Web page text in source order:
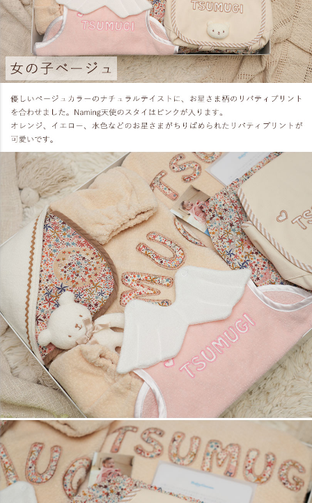
確認が改めてあるところも、間違い防止が出来るので有難かっ
たです。注文をして１０日足らずで友人宅に届けていただけま
した。友達はもちろんのこと、ご家族まで大満足で喜んでいた
だけたようでこちらも嬉しくなりました。本当に良い商品と、
良いショップに巡り合えてよかったです！これから出産祝いは
こちらのショップを利用させていただきたいと思います。本当
にありがとうございました！（かの0112さん） （Naming天使
のスタイスーツ）
友人への出産お祝い
友人への出産祝いで利用させていただきました！
友人からとても好評でした。名前が入るとやはりうれしいもの
なんですね！またぜひ利用させていただこうと思います。 (購
入者さん) （Naming天使のスタイスーツ）